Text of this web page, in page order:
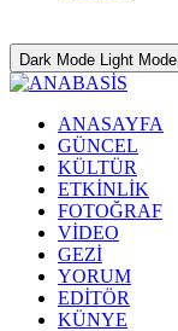
Dark Mode Light Mode
ANASAYFA
GÜNCEL
KÜLTÜR
ETKİNLİK
FOTOĞRAF
VİDEO
GEZİ
YORUM
EDİTÖR
KÜNYE